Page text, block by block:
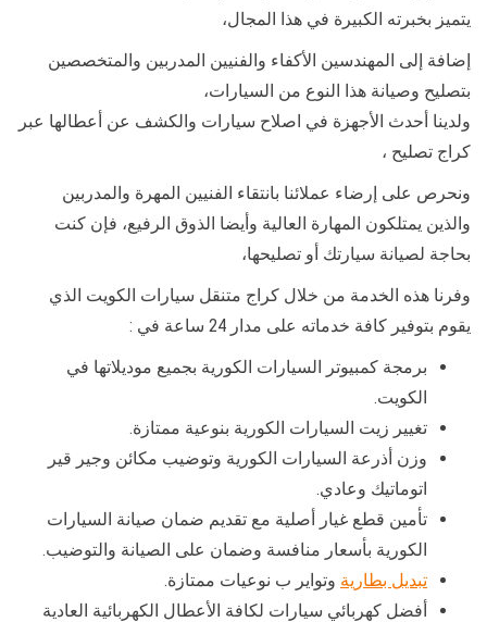
يتميز بخبرته الكبيرة في هذا المجال،
إضافة إلى المهندسين الأكفاء والفنيين المدربين والمتخصصين
بتصليح وصيانة هذا النوع من السيارات،
ولدينا أحدث الأجهزة في اصلاح سيارات والكشف عن أعطالها عبر
كراج تصليح ،
ونحرص على إرضاء عملائنا بانتقاء الفنيين المهرة والمدربين
والذين يمتلكون المهارة العالية وأيضا الذوق الرفيع، فإن كنت
بحاجة لصيانة سيارتك أو تصليحها،
وفرنا هذه الخدمة من خلال كراج متنقل سيارات الكويت الذي
يقوم بتوفير كافة خدماته على مدار 24 ساعة في :
برمجة كمبيوتر السيارات الكورية بجميع موديلاتها في
الكويت.
تغيير زيت السيارات الكورية بنوعية ممتازة.
وزن أذرعة السيارات الكورية وتوضيب مكائن وجير قير
اتوماتيك وعادي.
تأمين قطع غيار أصلية مع تقديم ضمان صيانة السيارات
الكورية بأسعار منافسة وضمان على الصيانة والتوضيب.
تبديل بطارية وتواير ب نوعيات ممتازة.
أفضل كهربائي سيارات لكافة الأعطال الكهربائية العادية